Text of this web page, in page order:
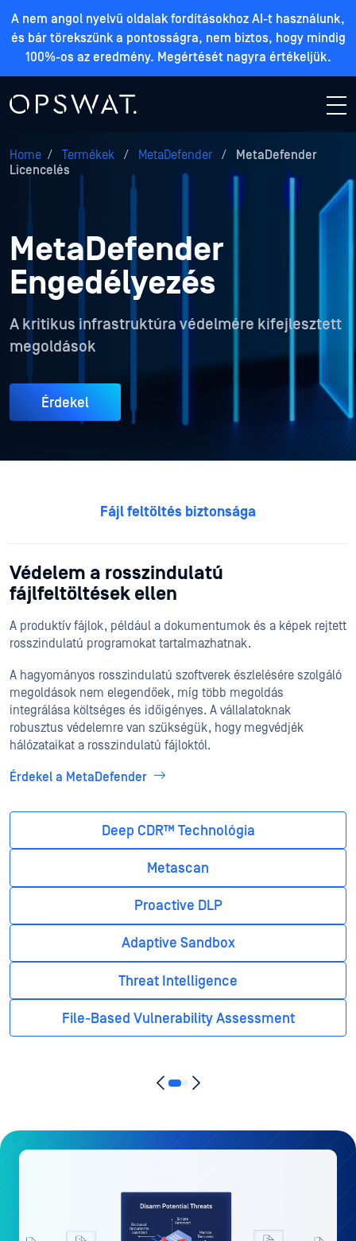
A nem angol nyelvű oldalak fordításokhoz AI-t használunk,
és bár törekszünk a pontosságra, nem biztos, hogy mindig
100%-os az eredmény. Megértését nagyra értékeljük.
Home / Termékek / MetaDefender /
MetaDefender
Licencelés
MetaDefender
Engedélyezés
A kritikus infrastruktúra védelmére kifejlesztett
megoldások
Érdekel
Fájl feltöltés biztonsága
Védelem a rosszindulatú
fájlfeltöltések ellen
A produktív fájlok, például a dokumentumok és a képek rejtett
rosszindulatú programokat tartalmazhatnak.
A hagyományos rosszindulatú szoftverek észlelésére szolgáló
megoldások nem elegendőek, míg több megoldás
integrálása költséges és időigényes. A vállalatoknak
robusztus védelemre van szükségük, hogy megvédjék
hálózataikat a rosszindulatú fájloktól.
Érdekel a MetaDefender
Deep CDR™ Technológia
Metascan
Proactive DLP
Adaptive Sandbox
Threat Intelligence
File-Based Vulnerability Assessment